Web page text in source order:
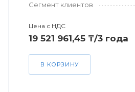
Сегмент клиентов
Цена с НДС
19 521 961,45 ₸/3 года
В КОРЗИНУ